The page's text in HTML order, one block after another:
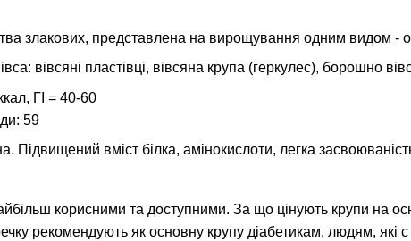
злакових, представлена ​​на вирощування одним видом -
вівсяні пластівці, вівсяна крупа (геркулес), борошно
ГІ = 40-60
59
Підвищений вміст білка, амінокислоти, легка
корисними та доступними. За що цінують крупи на
рекомендують як основну крупу діабетикам, людям, які